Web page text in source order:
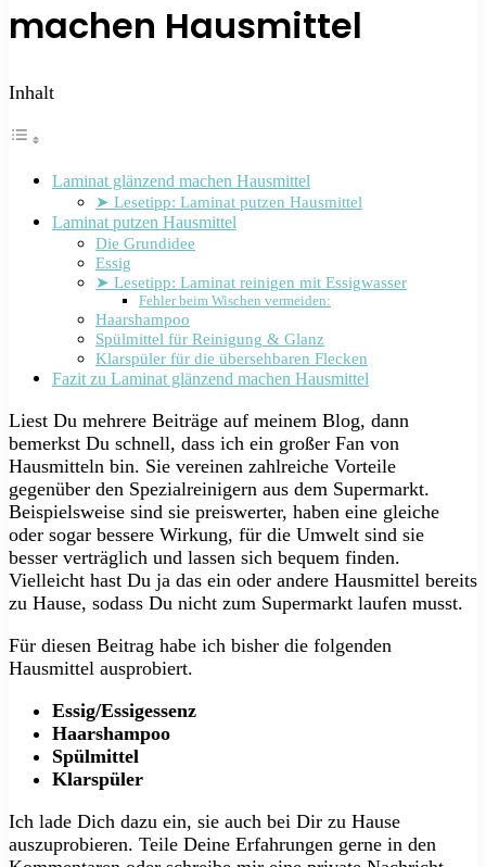
machen Hausmittel
Inhalt
Laminat glänzend machen Hausmittel
➤ Lesetipp: Laminat putzen Hausmittel
Laminat putzen Hausmittel
Die Grundidee
Essig
➤ Lesetipp: Laminat reinigen mit Essigwasser
Fehler beim Wischen vermeiden:
Haarshampoo
Spülmittel für Reinigung & Glanz
Klarspüler für die übersehbaren Flecken
Fazit zu Laminat glänzend machen Hausmittel
Liest Du mehrere Beiträge auf meinem Blog, dann
bemerkst Du schnell, dass ich ein großer Fan von
Hausmitteln bin. Sie vereinen zahlreiche Vorteile
gegenüber den Spezialreinigern aus dem Supermarkt.
Beispielsweise sind sie preiswerter, haben eine gleiche
oder sogar bessere Wirkung, für die Umwelt sind sie
besser verträglich und lassen sich bequem finden.
Vielleicht hast Du ja das ein oder andere Hausmittel bereits
zu Hause, sodass Du nicht zum Supermarkt laufen musst.
Für diesen Beitrag habe ich bisher die folgenden
Hausmittel ausprobiert.
Essig/Essigessenz
Haarshampoo
Spülmittel
Klarspüler
Ich lade Dich dazu ein, sie auch bei Dir zu Hause
auszuprobieren. Teile Deine Erfahrungen gerne in den